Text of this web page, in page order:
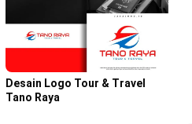
Desain Logo Tour & Travel
Tano Raya